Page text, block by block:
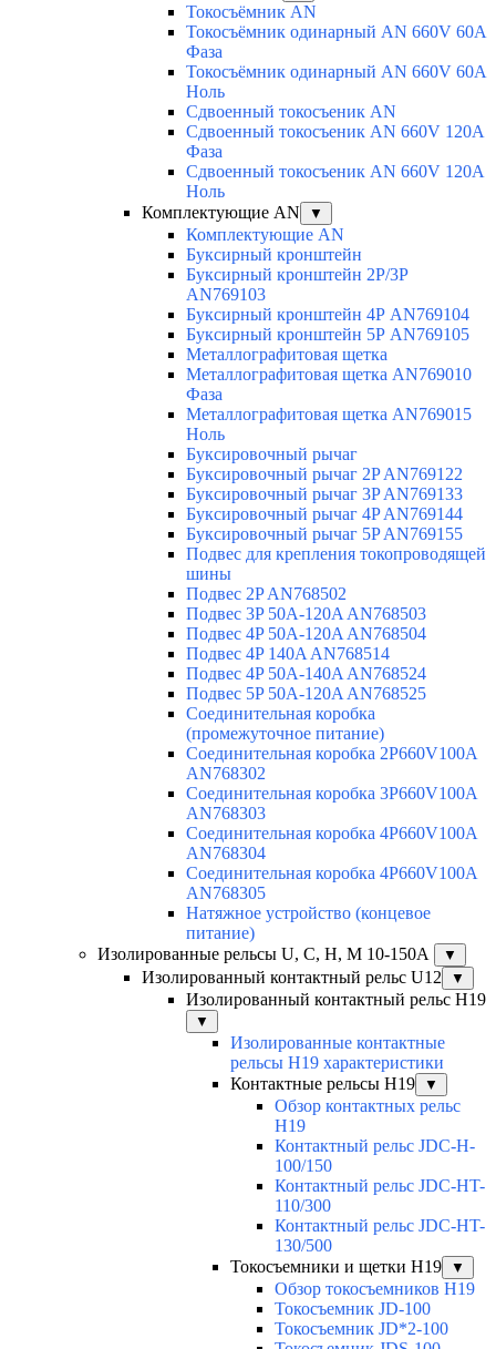
Токосъёмник AN
Токосъёмник одинарный AN 660V 60A
Фаза
Токосъёмник одинарный AN 660V 60A
Ноль
Сдвоенный токосъеник AN
Сдвоенный токосъеник AN 660V 120A
Фаза
Сдвоенный токосъеник AN 660V 120A
Ноль
Комплектующие AN
▼
Комплектующие AN
Буксирный кронштейн
Буксирный кронштейн 2Р/3Р
AN769103
Буксирный кронштейн 4Р AN769104
Буксирный кронштейн 5Р AN769105
Металлографитовая щетка
Металлографитовая щетка AN769010
Фаза
Металлографитовая щетка AN769015
Ноль
Буксировочный рычаг
Буксировочный рычаг 2P AN769122
Буксировочный рычаг 3P AN769133
Буксировочный рычаг 4P AN769144
Буксировочный рычаг 5P AN769155
Подвес для крепления токопроводящей
шины
Подвес 2P AN768502
Подвес 3P 50A-120A AN768503
Подвес 4P 50A-120A AN768504
Подвес 4P 140A AN768514
Подвес 4P 50A-140A AN768524
Подвес 5P 50A-120A AN768525
Соединительная коробка
(промежуточное питание)
Соединительная коробка 2P660V100A
AN768302
Соединительная коробка 3P660V100A
AN768303
Соединительная коробка 4P660V100A
AN768304
Соединительная коробка 4P660V100A
AN768305
Натяжное устройство (концевое
питание)
Изолированные рельсы U, C, H, M 10-150А
▼
Изолированный контактный рельс U12 ▼
Изолированный контактный рельс Н19
▼
Изолированные контактные
рельсы Н19 характеристики
Контактные рельсы H19
▼
Обзор контактных рельс
H19
Контактный рельс JDC-H-
100/150
Контактный рельс JDC-HT-
110/300
Контактный рельс JDC-HT-
130/500
Токосъемники и щетки H19
▼
Обзор токосъемников H19
Токосъемник JD-100
Токосъемник JD*2-100